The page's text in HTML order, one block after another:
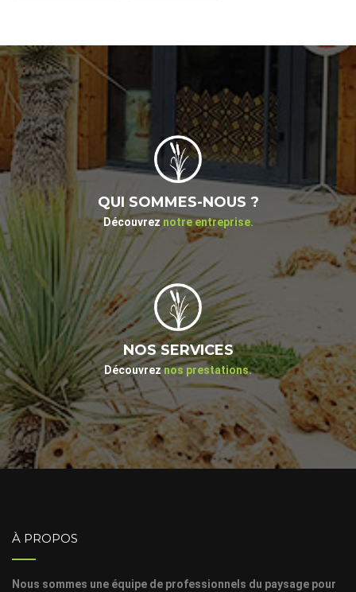
QUI SOMMES-NOUS ?
Découvreznotre entreprise.
NOS SERVICES
Découvreznos prestations.
À PROPOS
Nous sommes une équipe de professionnels du paysage pour